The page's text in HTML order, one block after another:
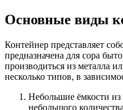
Основные виды
Контейнер представляет
предназначена для сора
производиться из металла
несколько типов, в
Небольшие ёмкости
небольшого